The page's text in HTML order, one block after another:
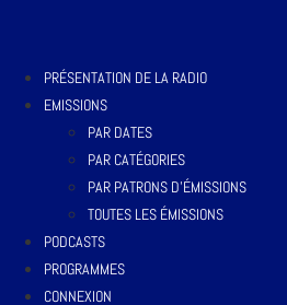
PRÉSENTATION DE LA RADIO
EMISSIONS
PAR DATES
PAR CATÉGORIES
PAR PATRONS D’ÉMISSIONS
TOUTES LES ÉMISSIONS
PODCASTS
PROGRAMMES
CONNEXION